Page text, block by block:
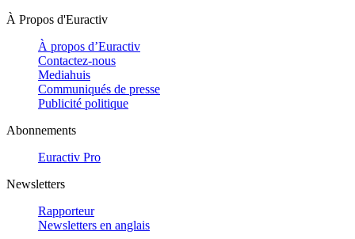
À Propos d'Euractiv
À propos d’Euractiv
Contactez-nous
Mediahuis
Communiqués de presse
Publicité politique
Abonnements
Euractiv Pro
Newsletters
Rapporteur
Newsletters en anglais